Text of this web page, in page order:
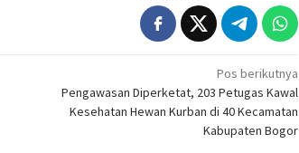
Pos berikutnya
Pengawasan Diperketat, 203 Petugas Kawal
Kesehatan Hewan Kurban di 40 Kecamatan
Kabupaten Bogor